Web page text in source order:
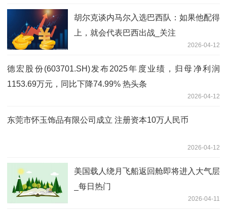
胡尔克谈内马尔入选巴西队：如果他配得
上，就会代表巴西出战_关注
2026-04-12
德宏股份(603701.SH)发布2025年度业绩，归母净利润
1153.69万元，同比下降74.99% 热头条
2026-04-12
东莞市怀玉饰品有限公司成立 注册资本10万人民币
2026-04-12
美国载人绕月飞船返回舱即将进入大气层
_每日热门
2026-04-11